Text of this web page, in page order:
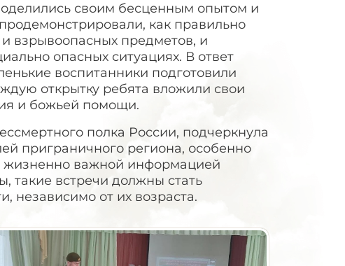
своим бесценным опытом и
как правильно
взрывоопасных предметов, и
опасных ситуациях. В ответ
воспитанники подготовили
открытку ребята вложили свои
и божьей помощи.
полка России, подчеркнула
приграничного региона, особенно
жизненно важной информацией
встречи должны стать
независимо от их возраста.